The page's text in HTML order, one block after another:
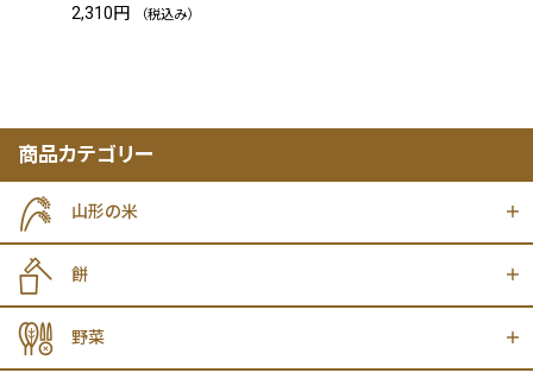
2,310円
（税込み）
商品カテゴリー
山形の米
餅
野菜